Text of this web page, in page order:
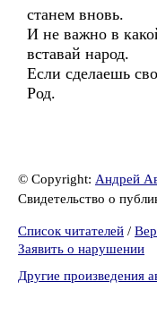
станем вновь.
И не важно в
вставай народ.
Если сделаешь
Род.
© Copyright: Андрей
Свидетельство о
Список читателей /
Заявить о нарушении
Другие произведения